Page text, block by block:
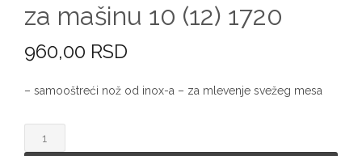
za mašinu 10 (12) 1720
960,00 RSD
– samooštreći nož od inox-a – za mlevenje svežeg mesa
Salvinox